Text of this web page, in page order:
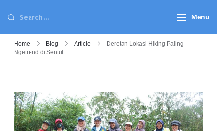
Menu
Home Blog Article
Deretan Lokasi Hiking Paling
Ngetrend di Sentul